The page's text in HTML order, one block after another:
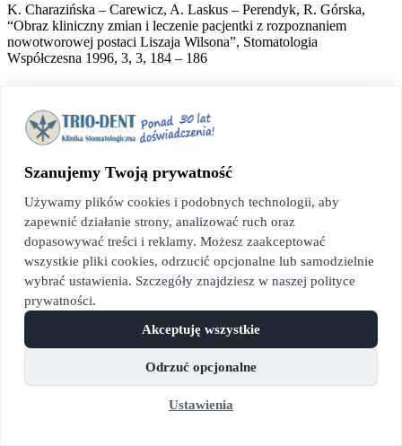
K. Charazińska – Carewicz, A. Laskus – Perendyk, R. Górska,
“Obraz kliniczny zmian i leczenie pacjentki z rozpoznaniem
nowotworowej postaci Liszaja Wilsona”, Stomatologia
Współczesna 1996, 3, 3, 184 – 186
preparatu sztucznej kości (BTR) w stomatologii z
uwzględnieniem badań nad zastosowaniem regeneracji tkanek”,
Stomatologia Współczesna 1995, 2, 4, 340 – 343
A. Laskus – Perendyk, R. Górska, ,,Zastosowanie preparatu
Emdogain w leczeniu chirurgicznym przyzębia”, Stomatologia
Współczesna 1998, 5, 6, 393 – 399
A. Laskus – Perendyk. J. Kowalski, R. Górska, J. Skierski,
“KIiniczne i immunologiczne efektyleczenia przyzębiaz
uwzględnieniem sterowanej regeneracji kostnej (GTR) w grupie
pacjentów z RPP”, Czasopismo Stomatologiczne 1999, LII, 2,85
– 93
A. Laskus – Perendyk, D. Mateńko, R. Górska, “Odbudowa
ubytków kostnych z użyciem syntetycznego polimeru BTR. Opis
przypadku”, Czasopismo Stomatologiczne 1996, XLIX, 3, 162-
Szanujemy Twoją prywatność
Używamy plików cookies i podobnych technologii, aby
zapewnić działanie strony, analizować ruch oraz
dopasowywać treści i reklamy. Możesz zaakceptować
wszystkie pliki cookies, odrzucić opcjonalne lub samodzielnie
wybrać ustawienia. Szczegóły znajdziesz w naszej polityce
prywatności.
Ustawienia
Odrzuć opcjonalne
Akceptuję wszystkie